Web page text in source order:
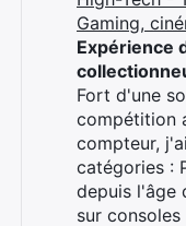
Gaming,
Expérience
Fort d'une
compétition
compteur,
catégories :
depuis l'âge
sur